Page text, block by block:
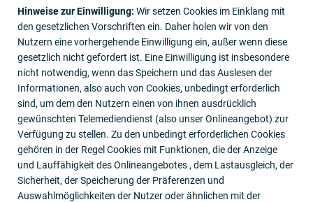
Hinweise zur Einwilligung: Wir setzen Cookies im Einklang mit
den gesetzlichen Vorschriften ein. Daher holen wir von den
Nutzern eine vorhergehende Einwilligung ein, außer wenn diese
gesetzlich nicht gefordert ist. Eine Einwilligung ist insbesondere
nicht notwendig, wenn das Speichern und das Auslesen der
Informationen, also auch von Cookies, unbedingt erforderlich
sind, um dem den Nutzern einen von ihnen ausdrücklich
gewünschten Telemediendienst (also unser Onlineangebot) zur
Verfügung zu stellen. Zu den unbedingt erforderlichen Cookies
gehören in der Regel Cookies mit Funktionen, die der Anzeige
und Lauffähigkeit des Onlineangebotes , dem Lastausgleich, der
Sicherheit, der Speicherung der Präferenzen und
Auswahlmöglichkeiten der Nutzer oder ähnlichen mit der